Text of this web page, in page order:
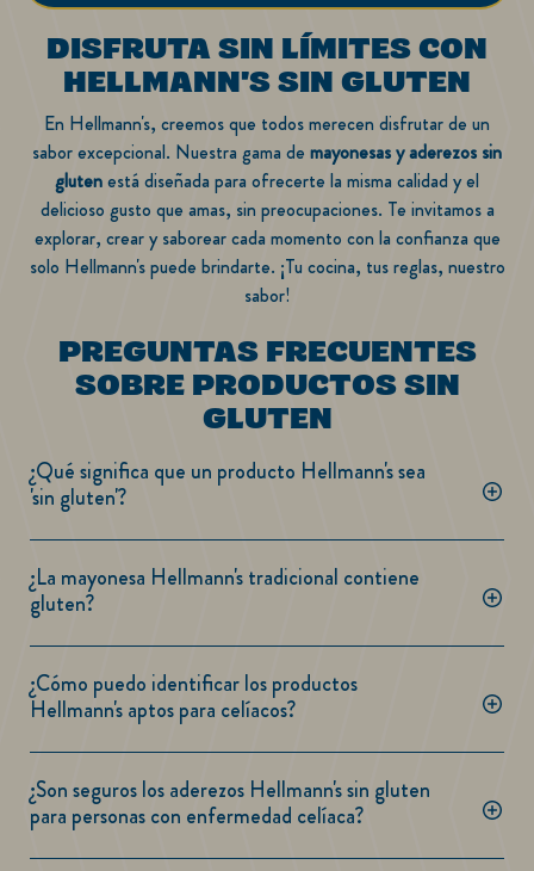
DISFRUTA SIN LÍMITES CON
HELLMANN'S SIN GLUTEN
En Hellmann's, creemos que todos merecen disfrutar de un
sabor excepcional. Nuestra gama de mayonesas y aderezos sin
glutenestá diseñada para ofrecerte la misma calidad y el
delicioso gusto que amas, sin preocupaciones. Te invitamos a
explorar, crear y saborear cada momento con la confianza que
solo Hellmann's puede brindarte. ¡Tu cocina, tus reglas, nuestro
sabor!
PREGUNTAS FRECUENTES
SOBRE PRODUCTOS SIN
GLUTEN
¿Qué significa que un producto Hellmann's sea
'sin gluten'?
¿La mayonesa Hellmann's tradicional contiene
gluten?
¿Cómo puedo identificar los productos
Hellmann's aptos para celíacos?
¿Son seguros los aderezos Hellmann's sin gluten
para personas con enfermedad celíaca?